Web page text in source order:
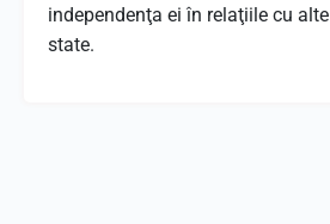
independenţa ei în relaţiile cu alte
state.